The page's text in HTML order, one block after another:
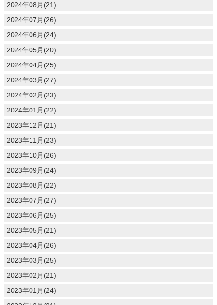
2024年08月(21)
2024年07月(26)
2024年06月(24)
2024年05月(20)
2024年04月(25)
2024年03月(27)
2024年02月(23)
2024年01月(22)
2023年12月(21)
2023年11月(23)
2023年10月(26)
2023年09月(24)
2023年08月(22)
2023年07月(27)
2023年06月(25)
2023年05月(21)
2023年04月(26)
2023年03月(25)
2023年02月(21)
2023年01月(24)